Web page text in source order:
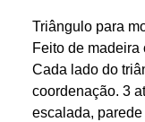
Triângulo para
Feito de madeira
Cada lado do
coordenação. 3
escalada,